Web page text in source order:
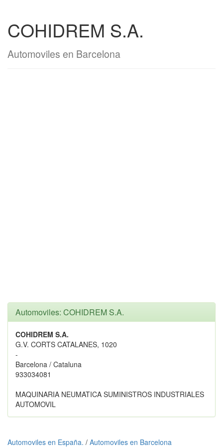
COHIDREM S.A.
Automoviles en Barcelona
Automoviles: COHIDREM S.A.
COHIDREM S.A.
G.V. CORTS CATALANES, 1020
-
Barcelona / Cataluna
933034081
MAQUINARIA NEUMATICA SUMINISTROS INDUSTRIALES
AUTOMOVIL
Automoviles en España. / Automoviles en Barcelona